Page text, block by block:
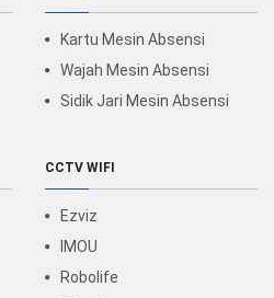
Kartu Mesin Absensi
Wajah Mesin Absensi
Sidik Jari Mesin Absensi
CCTV WIFI
Ezviz
IMOU
Robolife